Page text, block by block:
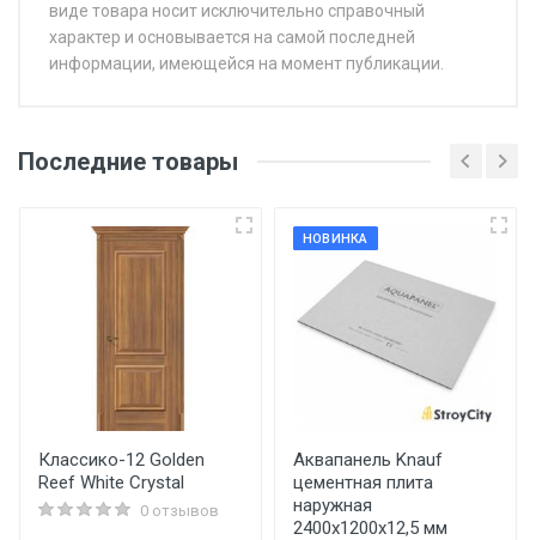
виде товара носит исключительно справочный
характер и основывается на самой последней
информации, имеющейся на момент публикации.
Последние товары
Классико-12 Golden
Reef White Crystal
0 отзывов
НОВИНКА
Аквапанель Knauf
цементная плита
наружная
2400х1200х12,5 мм